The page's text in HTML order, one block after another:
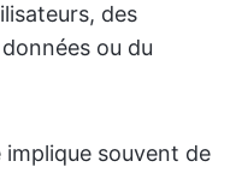
des
ou du
souvent de